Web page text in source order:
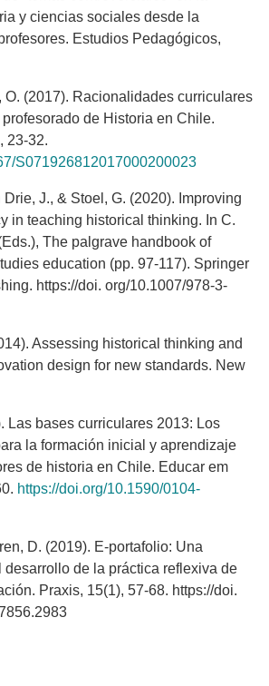
y ciencias sociales desde la
Estudios Pedagógicos,
O. (2017). Racionalidades curriculares
de Historia en Chile.
23-32.
S071926812017000200023
J., & Stoel, G. (2020). Improving
in teaching historical thinking. In C.
The palgrave handbook of
education (pp. 97-117). Springer
https://doi. org/10.1007/978-3-
Assessing historical thinking and
design for new standards. New
Las bases curriculares 2013: Los
la formación inicial y aprendizaje
de historia en Chile. Educar em
https://doi.org/10.1590/0104-
D. (2019). E-portafolio: Una
desarrollo de la práctica reflexiva de
Praxis, 15(1), 57-68. https://doi.